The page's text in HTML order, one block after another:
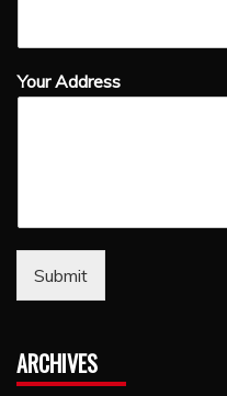
Your Address
Submit
ARCHIVES